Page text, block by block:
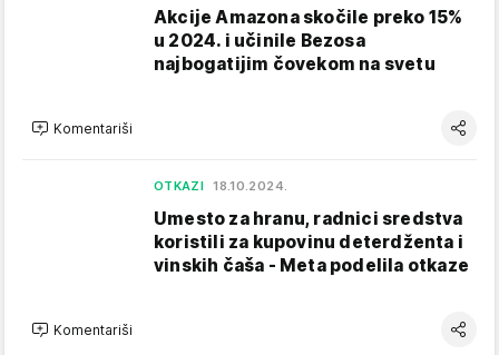
Akcije Amazona skočile preko 15%
u 2024. i učinile Bezosa
najbogatijim čovekom na svetu
Komentariši
OTKAZI 18.10.2024.
Umesto za hranu, radnici sredstva
koristili za kupovinu deterdženta i
vinskih čaša - Meta podelila otkaze
Komentariši